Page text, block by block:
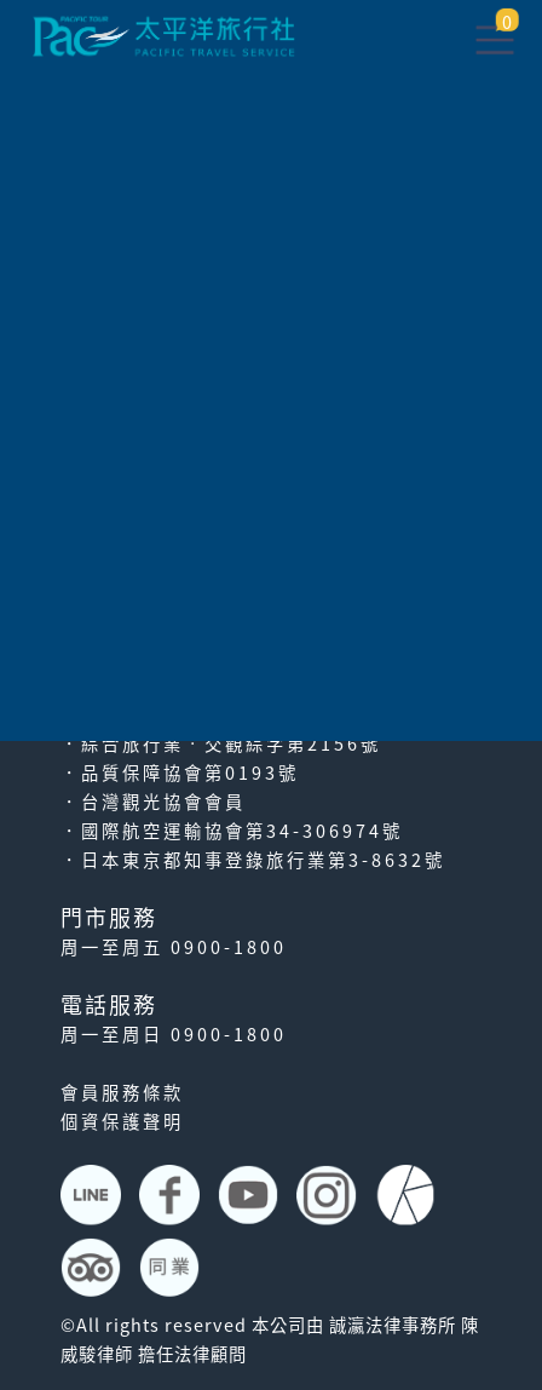
0
．綜合旅行業‧交觀綜字第2156號
．品質保障協會第0193號
．台灣觀光協會會員
．國際航空運輸協會第34-306974號
．日本東京都知事登錄旅行業第3-8632號
門市服務
周一至周五 0900-1800
電話服務
周一至周日 0900-1800
會員服務條款
個資保護聲明
©All rights reserved 本公司由 誠瀛法律事務所 陳
威駿律師 擔任法律顧問